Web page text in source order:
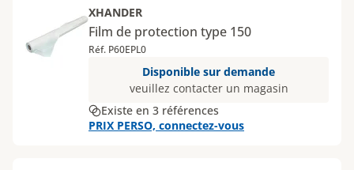
XHANDER
Film de protection type 150
Réf. P60EPL0
Disponible sur demande
veuillez contacter un magasin
Existe en 3 références
PRIX PERSO, connectez-vous